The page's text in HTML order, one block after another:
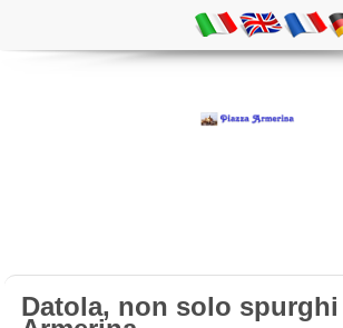
Datola, non solo spurghi